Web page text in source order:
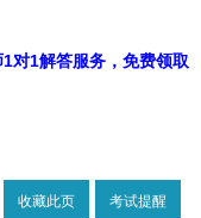
对1解答服务，免费领取
收藏此页 考试提醒